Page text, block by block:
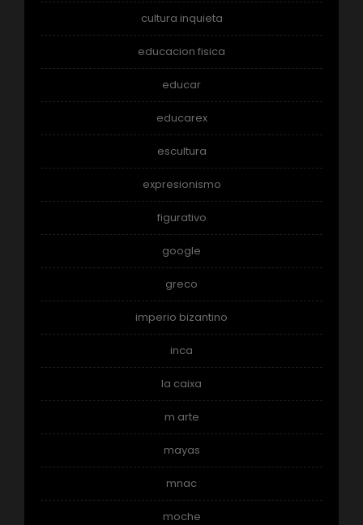
cultura inquieta
educacion fisica
educar
educarex
escultura
expresionismo
figurativo
google
greco
imperio bizantino
inca
la caixa
m arte
mayas
mnac
moche